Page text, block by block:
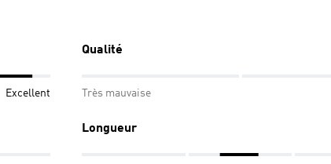
Excellent
Qualité
Très mauvaise
Longueur